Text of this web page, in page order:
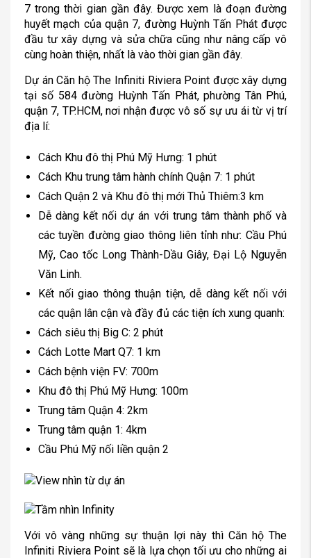
7 trong thời gian gần đây. Được xem là đoạn đường
huyết mạch của quận 7, đường Huỳnh Tấn Phát được
đầu tư xây dựng và sửa chữa cũng như nâng cấp vô
cùng hoàn thiện, nhất là vào thời gian gần đây.
Dự án Căn hộ The Infiniti Riviera Point được xây dựng
tại số 584 đường Huỳnh Tấn Phát, phường Tân Phú,
quận 7, TP.HCM, nơi nhận được vô số sự ưu ái từ vị trí
địa lí:
Cách Khu đô thị Phú Mỹ Hưng: 1 phút
Cách Khu trung tâm hành chính Quận 7: 1 phút
Cách Quận 2 và Khu đô thị mới Thủ Thiêm:3 km
Dễ dàng kết nối dự án với trung tâm thành phố và
các tuyền đường giao thông liên tỉnh như: Cầu Phú
Mỹ, Cao tốc Long Thành-Dầu Giây, Đại Lộ Nguyễn
Văn Linh.
Kết nối giao thông thuận tiện, dễ dàng kết nối với
các quận lân cận và đầy đủ các tiện ích xung quanh:
Cách siêu thị Big C: 2 phút
Cách Lotte Mart Q7: 1 km
Cách bệnh viện FV: 700m
Khu đô thị Phú Mỹ Hưng: 100m
Trung tâm Quận 4: 2km
Trung tâm quận 1: 4km
Cầu Phú Mỹ nối liền quận 2
Với vô vàng những sự thuận lợi này thì Căn hộ The
Infiniti Riviera Point sẽ là lựa chọn tối ưu cho những ai